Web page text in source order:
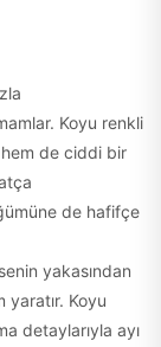
Koyu renkli
hem de ciddi bir
de hafifçe
yakasından
Koyu
detaylarıyla ayı